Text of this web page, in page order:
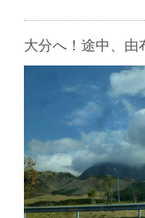
大分へ！途中、由